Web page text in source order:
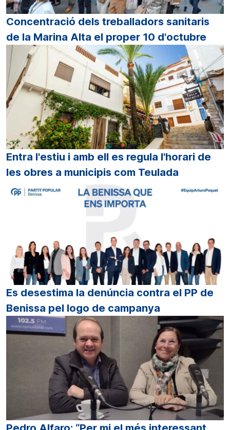
Concentració dels treballadors sanitaris
de la Marina Alta el proper 10 d'octubre
Entra l'estiu i amb ell es regula l'horari de
les obres a municipis com Teulada
Es desestima la denúncia contra el PP de
Benissa pel logo de campanya